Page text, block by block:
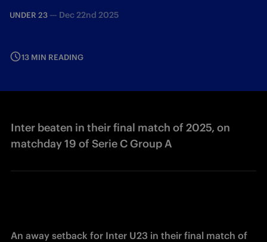
UNDER 23 — Dec 22nd 2025
13 MIN READING
Inter beaten in their final match of 2025, on
matchday 19 of Serie C Group A
An away setback for Inter U23 in their final match of